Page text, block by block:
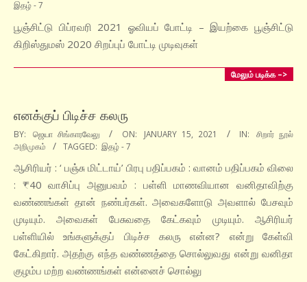
01-
15
இதழ் - 7
பூஞ்சிட்டு பிப்ரவரி 2021 ஓவியப் போட்டி – இயற்கை பூஞ்சிட்டு
கிறிஸ்துமஸ் 2020 சிறப்புப் போட்டி முடிவுகள்
மேலும் படிக்க –>
எனக்குப் பிடிச்ச கலரு
2021-
01-
15
BY: ஜெயா சிங்காரவேலு ON: JANUARY 15, 2021 IN:
சிறார் நூல்
அறிமுகம்
TAGGED: இதழ் - 7
ஆசிரியர் : ‘ பஞ்சு மிட்டாய்’ பிரபு பதிப்பகம் : வானம் பதிப்பகம் விலை
: ₹40 வாசிப்பு அனுபவம் : பள்ளி மாணவியான வனிதாவிற்கு
வண்ணங்கள் தான் நண்பர்கள். அவைகளோடு அவளால் பேசவும்
முடியும். அவைகள் பேசுவதை கேட்கவும் முடியும். ஆசிரியர்
பள்ளியில் உங்களுக்குப் பிடிச்ச கலரு என்ன? என்று கேள்வி
கேட்கிறார். அதற்கு எந்த வண்ணத்தை சொல்லுவது என்று வனிதா
குழம்ப மற்ற வண்ணங்கள் என்னைச் சொல்லு